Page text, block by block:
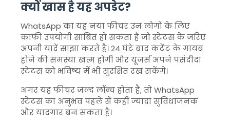
क्यों खास है यह अपडेट?
WhatsApp का यह नया फीचर उन लोगों के लिए
काफी उपयोगी साबित हो सकता है जो स्टेटस के जरिए
अपनी यादें साझा करते हैं। 24 घंटे बाद कंटेंट के गायब
होने की समस्या खत्म होगी और यूजर्स अपने पसंदीदा
स्टेटस को भविष्य में भी सुरक्षित रख सकेंगे।
अगर यह फीचर जल्द लॉन्च होता है, तो WhatsApp
स्टेटस का अनुभव पहले से कहीं ज्यादा सुविधाजनक
और यादगार बन सकता है।